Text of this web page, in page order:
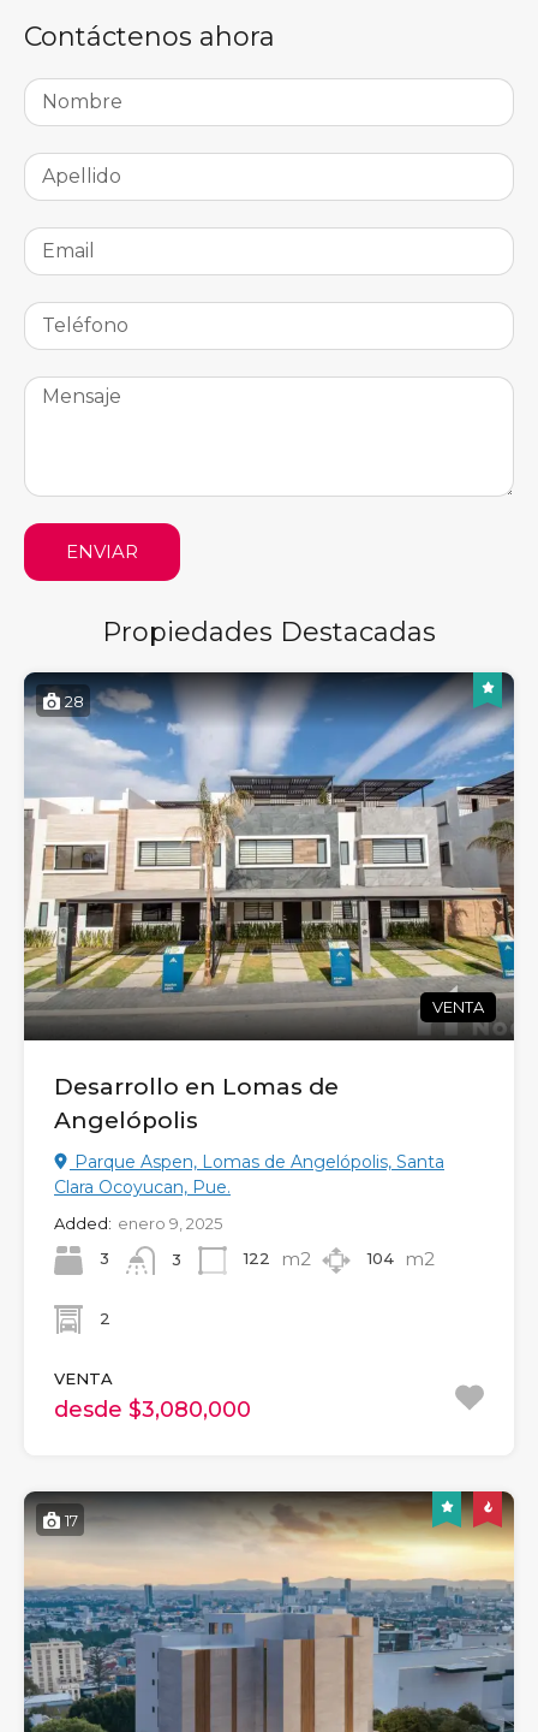
Contáctenos ahora
ENVIAR
Propiedades Destacadas
28
VENTA
Desarrollo en Lomas de
Angelópolis
Parque Aspen, Lomas de Angelópolis, Santa
Clara Ocoyucan, Pue.
Added: enero 9, 2025
3
3 122 m2 104 m2
2
VENTA
desde $3,080,000
17